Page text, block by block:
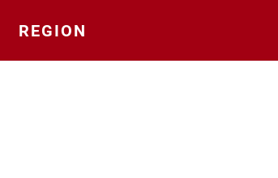
REGION